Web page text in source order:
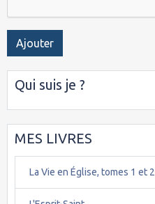
Ajouter
Qui suis je ?
MES LIVRES
La Vie en Église, tomes 1 et 2